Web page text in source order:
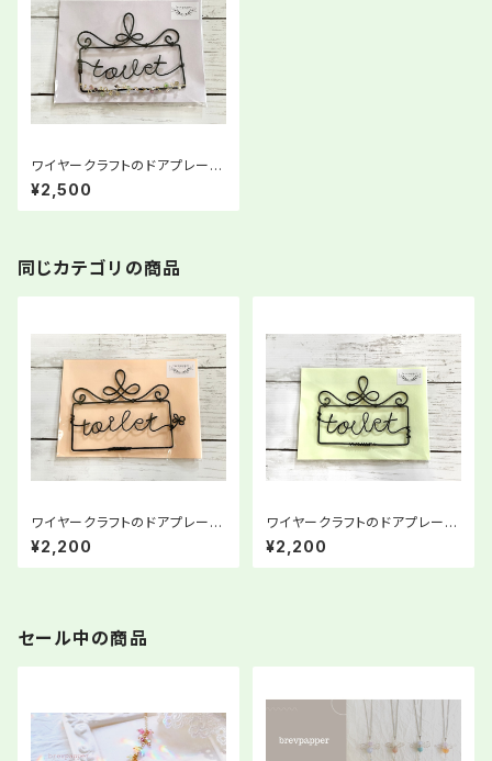
ワイヤークラフトのドアプレート
「toilet」①/ビーズモチーフ付き
¥2,500
同じカテゴリの商品
ワイヤークラフトのドアプレート
「toilet」②
¥2,200
ワイヤークラフトのドアプレート
「toilet」③
¥2,200
セール中の商品